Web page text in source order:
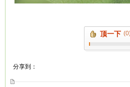
顶一下
分享到：